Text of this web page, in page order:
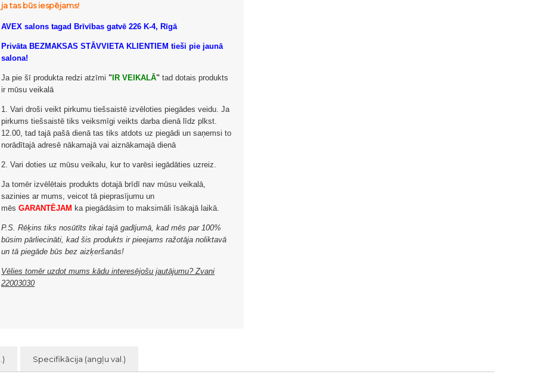
ja tas būs iespējams!
AVEX salons tagad Brīvības gatvē 226 K-4, Rīgā
Privāta BEZMAKSAS STĀVVIETA KLIENTIEM tieši pie jaunā
salona!
Ja pie šī produkta redzi atzīmi " IR VEIKALĀ" tad dotais produkts
ir mūsu veikalā
1. Vari droši veikt pirkumu tiešsaistē izvēloties piegādes veidu. Ja
pirkums tiešsaistē tiks veiksmīgi veikts darba dienā līdz plkst.
12.00, tad tajā pašā dienā tas tiks atdots uz piegādi un saņemsi to
norādītajā adresē nākamajā vai aiznākamajā dienā
2. Vari doties uz mūsu veikalu, kur to varēsi iegādāties uzreiz.
Ja tomēr izvēlētais produkts dotajā brīdī nav mūsu veikalā,
sazinies ar mums, veicot tā pieprasījumu un
mēsGARANTĒJAM ka piegādāsim to maksimāli īsākajā laikā.
P.S. Rēķins tiks nosūtīts tikai tajā gadījumā, kad mēs par 100%
būsim pārliecināti, kad šis produkts ir pieejams ražotāja noliktavā
un tā piegāde būs bez aizķeršanās!
Vēlies tomēr uzdot mums kādu interesējošu jautājumu? Zvani
22003030
Specifikācija (angļu val.)